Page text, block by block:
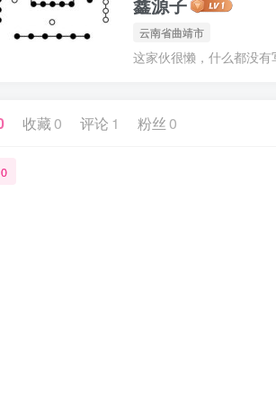
云南省曲靖市
这家伙很懒，什么都没有
收藏 0 评论 1 粉丝 0
0